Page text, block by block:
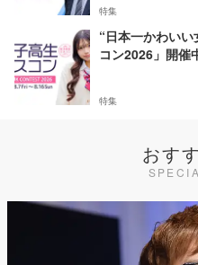
特集
“日本一かわい
コン2026」開催
特集
おす